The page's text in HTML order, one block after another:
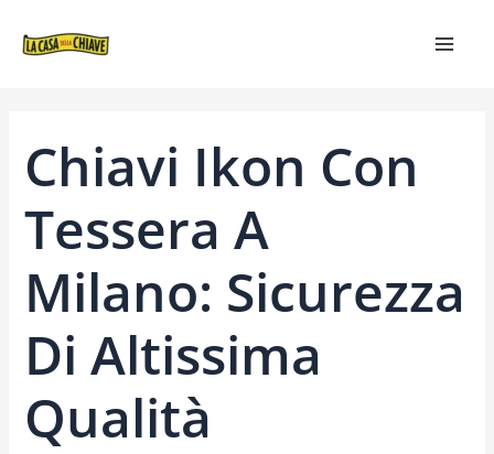
Chiavi Ikon Con
Tessera A
Milano: Sicurezza
Di Altissima
Qualità
ARTICOLI